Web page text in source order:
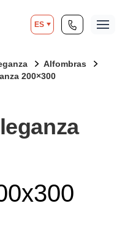
ES
Alfombras
200×300